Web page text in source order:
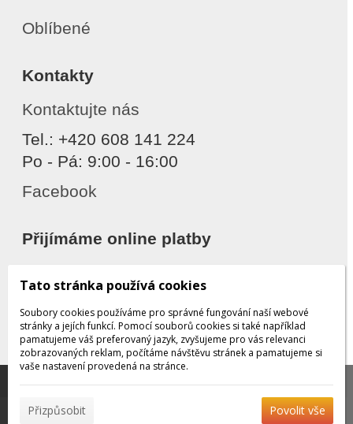
Oblíbené
Kontakty
Kontaktujte nás
Tel.: +420 608 141 224
Po - Pá: 9:00 - 16:00
Facebook
Přijímáme online platby
Děkujeme za důvěru
© 2026 WEXBO | |Přihlásit
pomáhají poskytovat služby. Používáním našich služeb
vyjadřujete souhlas s používáním souborů cookies.Více
✖
Tato stránka používá cookies
Soubory cookies používáme pro správné fungování naší webové
stránky a jejích funkcí. Pomocí souborů cookies si také například
pamatujeme váš preferovaný jazyk, zvyšujeme pro vás relevanci
zobrazovaných reklam, počítáme návštěvu stránek a pamatujeme si
vaše nastavení provedená na stránce.
Přizpůsobit Povolit vše